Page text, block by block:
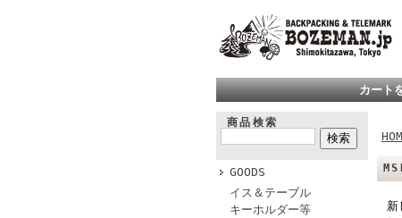
カート
商品検索
GOODS
イス＆テーブル
キーホルダー等
新